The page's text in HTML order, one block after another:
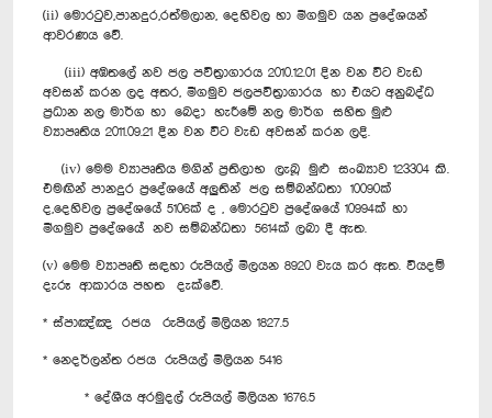
(ii) මොරටුව,පානදුර,රත්මලාන, දෙහිවල හා මීගමුව යන ප්‍රදේශයන්
ආවරණය වේ.
(iii) අඹතලේ නව ජල පවිත්‍රාගාරය 2010.12.01 දින වන විට වැඩ
අවසන් කරන ලද අතර, මීගමුව ජලපවිත්‍රාගාරය හා එයට අනුබද්ධ
ප්‍රධාන නල මාර්ග හා බෙදා හැරීමේ නල මාර්ග සහිත මුළු
ව්‍යාපෘතිය 2011.09.21 දින වන විට වැඩ අවසන් කරන ලදි.
(iv) මෙම ව්‍යාපෘතිය මගින් ප්‍රතිලාභ ලැබූ මුළු සංඛ්‍යාව 123304 කි.
එමඟින් පානදුර ප්‍රදේශයේ අලුතින් ජල සම්බන්ධතා 10090ක්
ද,දෙහිවල ප්‍රදේශයේ 5106ක් ද , මොරටුව ප්‍රදේශයේ 10994ක් හා
මීගමුව ප්‍රදේශයේ නව සම්බන්ධතා 5614ක් ලබා දී ඇත.
(v) මෙම ව්‍යාපෘති සඳහා රුපියල් මිලයන 8920 වැය කර ඇත. වියදම්
දැරූ ආකාරය පහත දැක්වේ.
*‍ ස්පාඤ්ඤ රජය රුපියල් මිලියන 1827.5
* නෙදර්ලන්ත රජය රුපියල් මිලියන 5416
* දේශීය අරමුදල් රුපියල් මිලියන 1676.5